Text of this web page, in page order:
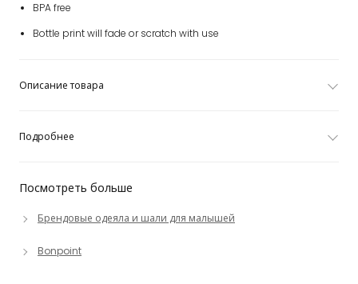
Посмотреть больше
Брендовые одеяла и шали для малышей
Bonpoint
BPA free
Bottle print will fade or scratch with use
Описание товара
Подробнее